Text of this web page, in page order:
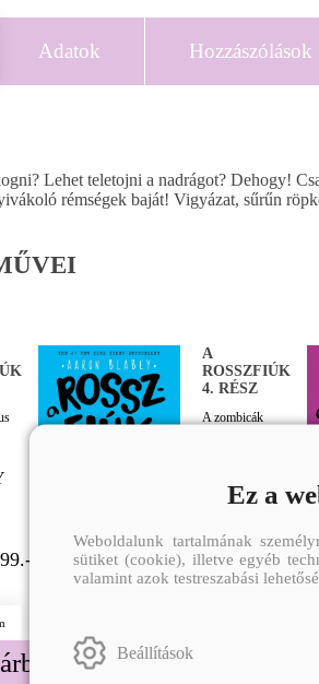
Adatok Hozzászólások
Lehet teletojni a nadrágot? Dehogy!
rémségek baját! Vigyázat, sűrűn
A
ROSSZFIÚK
4. RÉSZ
A zombicák
2 024.-
Eredeti
ár:
2
699.-
Ez a
Weboldalunk tartalmának
sütiket (cookie), illetve egyéb
valamint azok testreszabási
Beállítások